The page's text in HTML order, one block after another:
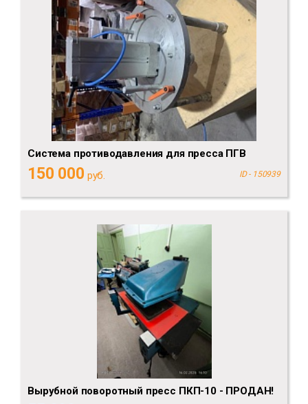
Система противодавления для пресса ПГВ
150 000 руб. ID - 150939
Вырубной поворотный пресс ПКП-10 - ПРОДАН!